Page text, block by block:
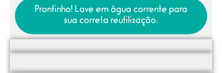
Prontinho! Lave em água corrente para
sua correta reutilização.